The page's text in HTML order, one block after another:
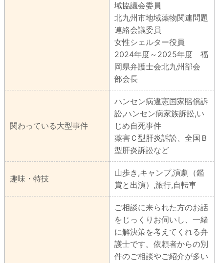
域協議会委員
北九州市地域薬物関連問題
連絡会議委員
女性シェルター役員
2024年度～2025年度 福
岡県弁護士会北九州部会
部会長
関わっている大型事件
ハンセン病違憲国家賠償訴
訟,ハンセン病家族訴訟,い
じめ自死事件
薬害Ｃ型肝炎訴訟、全国Ｂ
型肝炎訴訟など
趣味・特技
山歩き,キャンプ,演劇（鑑
賞と出演）,旅行,自転車
ご相談に来られた方のお話
をじっくりお伺いし、一緒
に解決策を考えてくれる弁
護士です。依頼者からの別
件のご相談やご紹介が多い